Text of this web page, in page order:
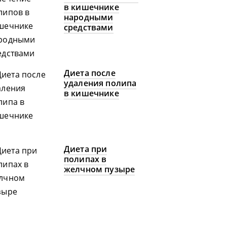
в кишечнике
народными
средствами
Диета после
удаления полипа
в кишечнике
Диета при
полипах в
желчном пузыре